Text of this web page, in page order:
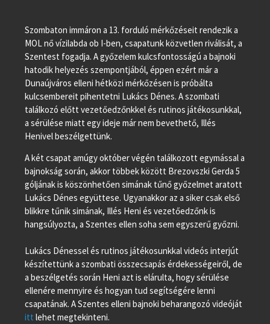
Szombaton immáron a 13. forduló mérkőzéseit rendezik a
MOL nő vízilabda ob I-ben, csapatunk közvetlen riválisát, a
Szentest fogadja. A győzelem kulcsfontosságú a bajnoki
hatodik helyezés szempontjából, éppen ezért már a
Dunaújváros elleni hétközi mérkőzésen is próbálta
kulcsembereit pihentetni Lukács Dénes. A szombati
találkozó előtt vezetőedzőnkkel és rutinos játékosunkkal,
a sérülése miatt egy ideje már nem bevethető, Illés
Henivel beszélgettünk.
A két csapat amúgy október végén találkozott egymással a
bajnokság során, akkor többek között Brezovszki Gerda 5
góljának is köszönhetően simának tűnő győzelmet aratott
Lukács Dénes együttese. Ugyanakkor az a siker csak első
blikkre tűnik simának, Illés Heni és vezetőedzőnk is
hangsúlyozta, a Szentes ellen soha sem egyszerű győzni.
Lukács Dénessel és rutinos játékosunkkal videós interjút
készítettünk a szombati összecsapás érdekességeiről, de
a beszélgetés során Heni azt is elárulta, hogy sérülése
ellenére mennyire és hogyan tud segítségére lenni
csapatának. A Szentes elleni bajnoki beharangozó videóját
itt lehet megtekinteni.